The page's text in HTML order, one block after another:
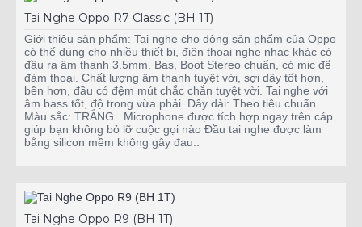
Tai Nghe Oppo R7 Classic (BH 1T)
Giới thiệu sản phẩm: Tai nghe cho dòng sản phẩm của Oppo
có thể dùng cho nhiều thiết bị, điện thoại nghe nhạc khác có
đầu ra âm thanh 3.5mm. Bas, Boot Stereo chuẩn, có mic để
đàm thoại. Chất lượng âm thanh tuyệt vời, sợi dây tốt hơn,
bền hơn, đầu có đệm mút chắc chắn tuyệt vời. Tai nghe với
âm bass tốt, độ trong vừa phải. Dây dài: Theo tiêu chuẩn.
Màu sắc: TRẮNG . Microphone được tích hợp ngay trên cáp
giúp bạn không bỏ lỡ cuộc gọi nào Đầu tai nghe được làm
bằng silicon mềm không gây đau..
Tai Nghe Oppo R9 (BH 1T)